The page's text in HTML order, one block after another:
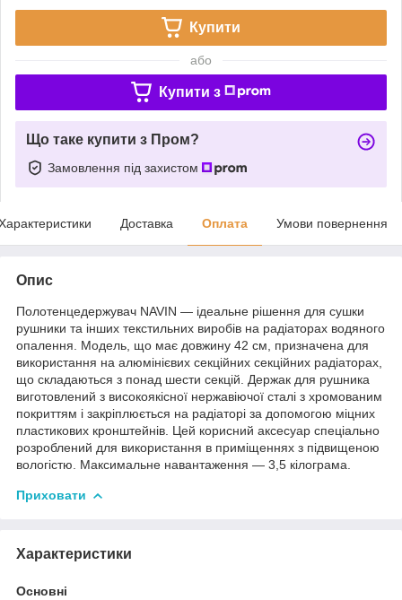
Купити
або
Купити з
Що таке купити з Пром?
Замовлення під захистом
Доставка Оплата Умови повернення
Опис
Полотенцедержувач NAVIN — ідеальне рішення для сушки
рушники та інших текстильних виробів на радіаторах водяного
опалення. Модель, що має довжину 42 см, призначена для
використання на алюмінієвих секційних секційних радіаторах,
що складаються з понад шести секцій. Держак для рушника
виготовлений з високоякісної нержавіючої сталі з хромованим
покриттям і закріплюється на радіаторі за допомогою міцних
пластикових кронштейнів. Цей корисний аксесуар спеціально
розроблений для використання в приміщеннях з підвищеною
вологістю. Максимальне навантаження — 3,5 кілограма.
Приховати
Характеристики
Основні